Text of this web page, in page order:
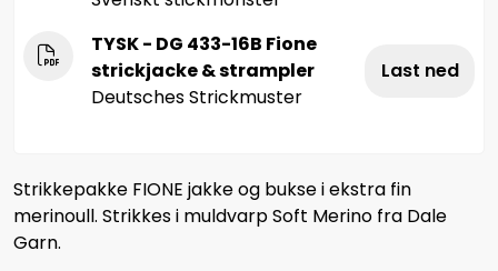
TYSK - DG 433-16B Fione
strickjacke & strampler
Deutsches Strickmuster
Last ned
Strikkepakke FIONE jakke og bukse i ekstra fin
merinoull. Strikkes i muldvarp Soft Merino fra Dale
Garn.